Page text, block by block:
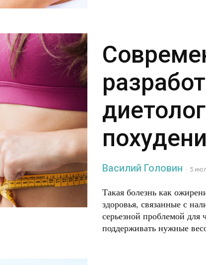
Василий Головин - 5
Такая болезнь как
здоровья, связанные с
серьезной проблемой для
поддерживать нужные